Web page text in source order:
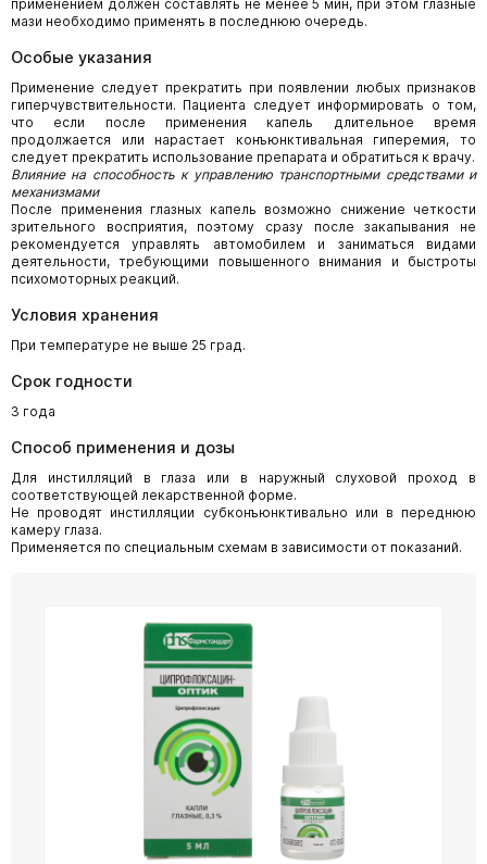
применением должен составлять не менее 5 мин, при этом глазные
мази необходимо применять в последнюю очередь.
Особые указания
Применение следует прекратить при появлении любых признаков
гиперчувствительности. Пациента следует информировать о том,
что если после применения капель длительное время
продолжается или нарастает конъюнктивальная гиперемия, то
следует прекратить использование препарата и обратиться к врачу.
Влияние на способность к управлению транспортными средствами и
механизмами
После применения глазных капель возможно снижение четкости
зрительного восприятия, поэтому сразу после закапывания не
рекомендуется управлять автомобилем и заниматься видами
деятельности, требующими повышенного внимания и быстроты
психомоторных реакций.
Условия хранения
При температуре не выше 25 град.
Срок годности
3 года
Способ применения и дозы
Для инстилляций в глаза или в наружный слуховой проход в
соответствующей лекарственной форме.
Не проводят инстилляции субконъюнктивально или в переднюю
камеру глаза.
Применяется по специальным схемам в зависимости от показаний.